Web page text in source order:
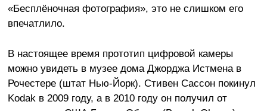
«Бесплёночная фотография», это не слишком его
впечатлило.
В настоящее время прототип цифровой камеры
можно увидеть в музее дома Джорджа Истмена в
Рочестере (штат Нью-Йорк). Стивен Сассон покинул
Kodak в 2009 году, а в 2010 году он получил от